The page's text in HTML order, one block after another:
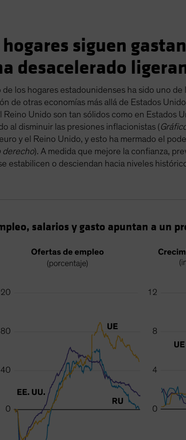
hogares siguen
desacelerado
de los hogares estadounidenses ha sido uno
de otras economías más allá de Estados
Reino Unido son tan sólidos como en Estados
al disminuir las presiones inflacionistas (
euro y el Reino Unido, y esto ha mermado el
derecho). A medida que mejore la confianza,
estabilicen o desciendan hacia niveles
salarios y gasto apuntan a un